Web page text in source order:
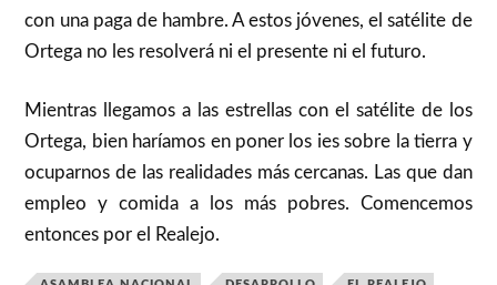
con una paga de hambre. A estos jóvenes, el satélite de
Ortega no les resolverá ni el presente ni el futuro.
Mientras llegamos a las estrellas con el satélite de los
Ortega, bien haríamos en poner los ies sobre la tierra y
ocuparnos de las realidades más cercanas. Las que dan
empleo y comida a los más pobres. Comencemos
entonces por el Realejo.